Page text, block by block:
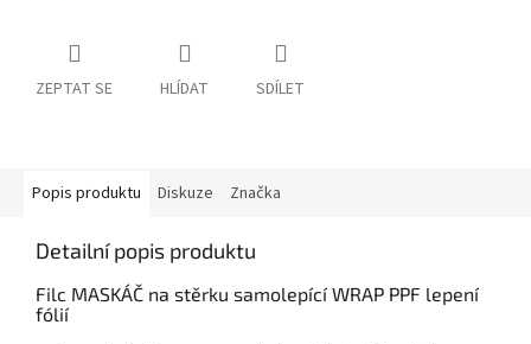
ZEPTAT SE HLÍDAT SDÍLET
Popis produktu Diskuze Značka
Detailní popis produktu
Filc MASKÁČ na stěrku samolepící WRAP PPF lepení
fólií